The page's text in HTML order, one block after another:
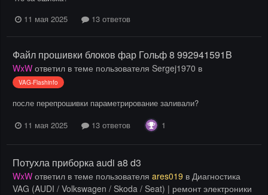
11 мая 2025
13 ответов
Файл прошивки блоков фар Гольф 8 992941591B
WxW ответил в теме пользователя Sergej1970 в
VAG-Flashinfo
после перепрошивки параметрирование заливали?
11 мая 2025
13 ответов 1
Потухла приборка audi a8 d3
WxW ответил в теме пользователя ares019 в Диагностика
VAG (AUDI / Volkswagen / Skoda / Seat) | ремонт электроники